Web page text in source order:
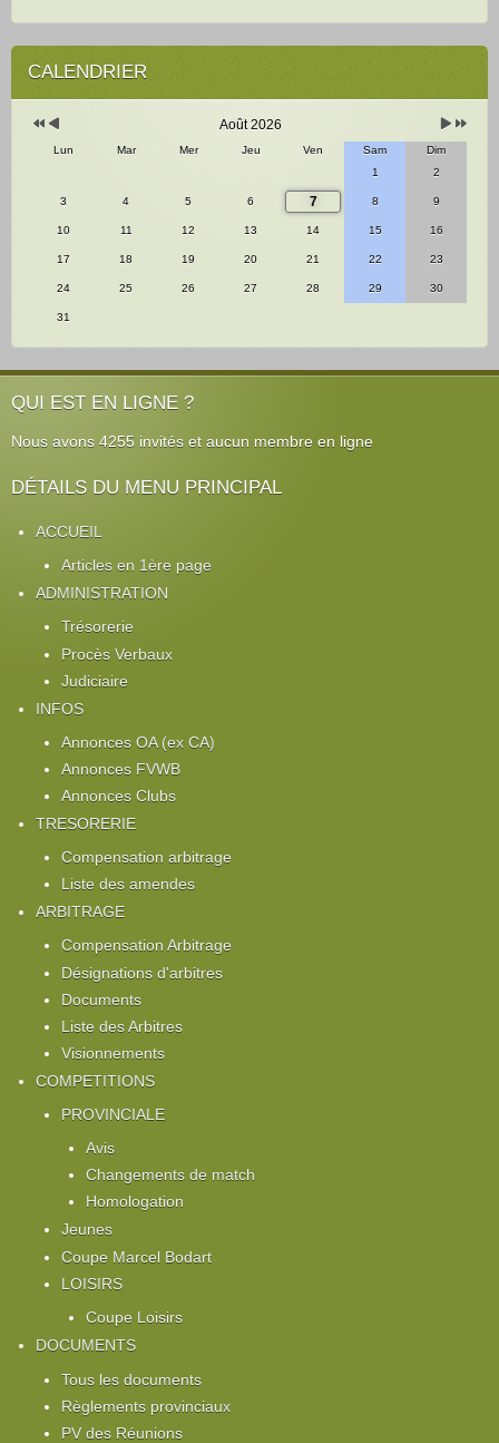
CALENDRIER
Année
précédente
Mois
précédent
Année
Mois
Août 2026
Lun Mar Mer Jeu Ven Sam
Dim
1
2
3 4 5 6 7 8 9
10 11 12 13 14 15 16
17 18 19 20 21 22 23
24 25 26 27 28 29 30
31
QUI EST EN LIGNE ?
Nous avons 4255 invités et aucun membre en ligne
DÉTAILS DU MENU PRINCIPAL
ACCUEIL
Articles en 1ère page
ADMINISTRATION
Trésorerie
Procès Verbaux
Judiciaire
INFOS
Annonces OA (ex CA)
Annonces FVWB
Annonces Clubs
TRESORERIE
Compensation arbitrage
Liste des amendes
ARBITRAGE
Compensation Arbitrage
Désignations d'arbitres
Documents
Liste des Arbitres
Visionnements
COMPETITIONS
PROVINCIALE
Avis
Changements de match
Homologation
Jeunes
Coupe Marcel Bodart
LOISIRS
Coupe Loisirs
DOCUMENTS
Tous les documents
Règlements provinciaux
PV des Réunions